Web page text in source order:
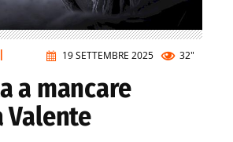
19 SETTEMBRE 2025 32"
a mancare
Valente